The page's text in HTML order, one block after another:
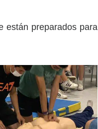
están preparados para